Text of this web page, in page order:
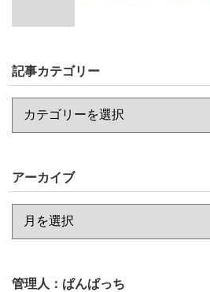
記事カテゴリー
アーカイブ
管理人：ぱんぱっち